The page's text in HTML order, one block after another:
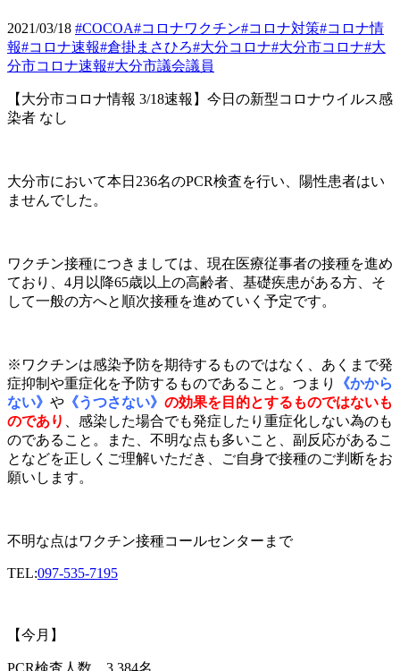
2021/03/18 #COCOA#コロナワクチン#コロナ対策#コロナ情
報#コロナ速報#倉掛まさひろ#大分コロナ#大分市コロナ#大
分市コロナ速報#大分市議会議員
【大分市コロナ情報 3/18速報】今日の新型コロナウイルス感
染者 なし
大分市において本日 236名のPCR検査を行い、陽性患者はい
ませんでした。
ワクチン接種につきましては、現在医療従事者の接種を進め
ており、 4月以降65歳以上の高齢者、基礎疾患がある方、そ
して一般の方へと順次接種を進めていく予定です。
※ ワクチンは感染予防を期待するものではなく、あくまで発
症抑制や重症化を予防するものであること。つまり
《かから
ない》 や 《うつさない》 の効果を目的とするものではないも
のであり
、感染した場合でも発症したり重症化しない為のも
のであること。また、不明な点も多いこと、副反応があるこ
となどを正しくご理解いただき、ご自身で接種のご判断をお
願いします。
不明な点はワクチン接種コールセンターまで
TEL:097-535-7195
【今月】
PCR検査人数 3,384名